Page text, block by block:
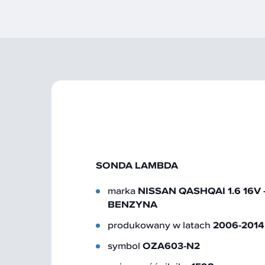
SONDA LAMBDA
marka NISSAN QASHQAI 1.6 16V
BENZYNA
produkowany w latach 2006-2014
symbol OZA603-N2